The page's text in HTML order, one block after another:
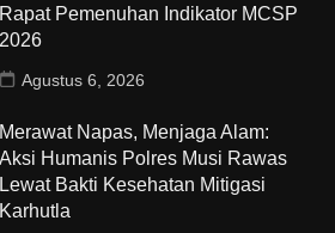
Rapat Pemenuhan Indikator MCSP
2026
Agustus 6, 2026
Merawat Napas, Menjaga Alam:
Aksi Humanis Polres Musi Rawas
Lewat Bakti Kesehatan Mitigasi
Karhutla